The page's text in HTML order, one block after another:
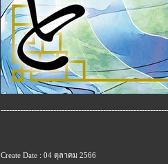
Create Date : 04 ตุลาคม 2566